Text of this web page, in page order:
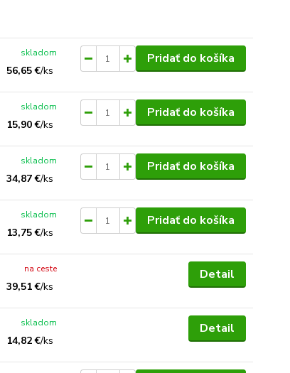
56,65 €/ks
skladom Pridať do košíka
15,90 €/ks
skladom Pridať do košíka
34,87 €/ks
skladom Pridať do košíka
13,75 €/ks
skladom Pridať do košíka
39,51 €/ks
na ceste Detail
14,82 €/ks
skladom Detail